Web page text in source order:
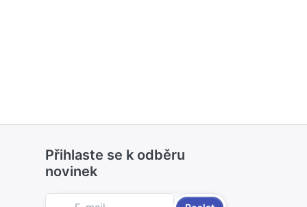
Přihlaste se k odběru
novinek